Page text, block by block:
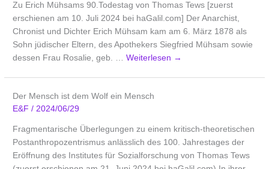
Zu Erich Mühsams 90.Todestag von Thomas Tews [zuerst
erschienen am 10. Juli 2024 bei haGalil.com] Der Anarchist,
Chronist und Dichter Erich Mühsam kam am 6. März 1878 als
Sohn jüdischer Eltern, des Apothekers Siegfried Mühsam sowie
dessen Frau Rosalie, geb. …Weiterlesen →
Der Mensch ist dem Wolf ein Mensch
E&F/2024/06/29
Fragmentarische Überlegungen zu einem kritisch-theoretischen
Postanthropozentrismus anlässlich des 100. Jahrestages der
Eröffnung des Institutes für Sozialforschung von Thomas Tews